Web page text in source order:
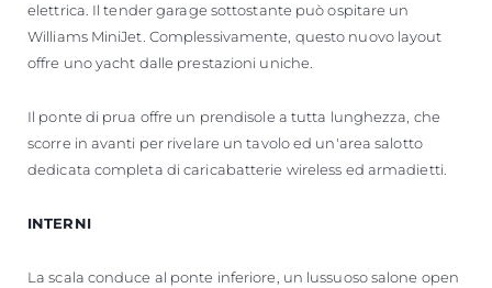
elettrica. Il tender garage sottostante può ospitare un
Williams MiniJet. Complessivamente, questo nuovo layout
offre uno yacht dalle prestazioni uniche.
Il ponte di prua offre un prendisole a tutta lunghezza, che
scorre in avanti per rivelare un tavolo ed un'area salotto
dedicata completa di caricabatterie wireless ed armadietti.
INTERNI
La scala conduce al ponte inferiore, un lussuoso salone open